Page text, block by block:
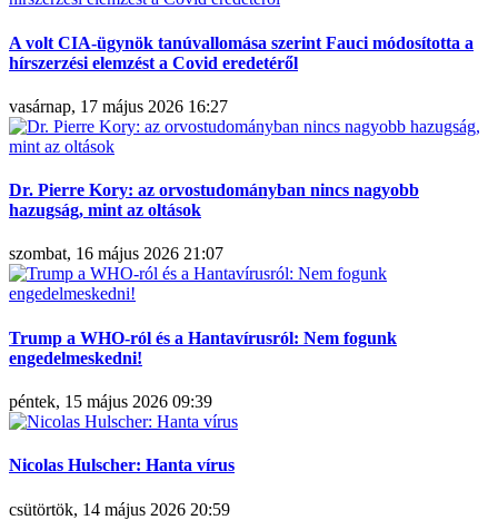
A volt CIA-ügynök tanúvallomása szerint Fauci módosította a
hírszerzési elemzést a Covid eredetéről
vasárnap, 17 május 2026 16:27
Dr. Pierre Kory: az orvostudományban nincs nagyobb
hazugság, mint az oltások
szombat, 16 május 2026 21:07
Trump a WHO-ról és a Hantavírusról: Nem fogunk
engedelmeskedni!
péntek, 15 május 2026 09:39
Nicolas Hulscher: Hanta vírus
csütörtök, 14 május 2026 20:59